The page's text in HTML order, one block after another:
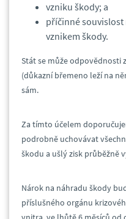
vzniku škody; a
příčinné
vznikem škody.
Stát se může odpovědnosti
(důkazní břemeno leží na
sám.
Za tímto účelem
podrobně uchovávat
škodu a ušlý zisk průběžně
Nárok na náhradu škody
příslušného orgánu